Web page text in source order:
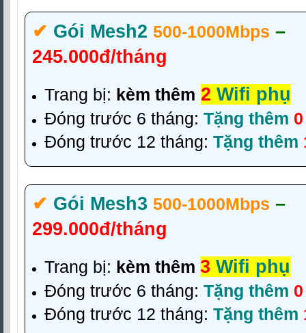
✔‎ Gói Mesh2 500-1000Mbps –
245.000đ/tháng
Trang bị: kèm thêm 2 Wifi phụ
Đóng trước 6 tháng: Tặng thêm 0
Đóng trước 12 tháng: Tặng thêm
✔‎ Gói Mesh3 500-1000Mbps –
299.000đ/tháng
Trang bị: kèm thêm 3 Wifi phụ
Đóng trước 6 tháng: Tặng thêm 0
Đóng trước 12 tháng: Tặng thêm